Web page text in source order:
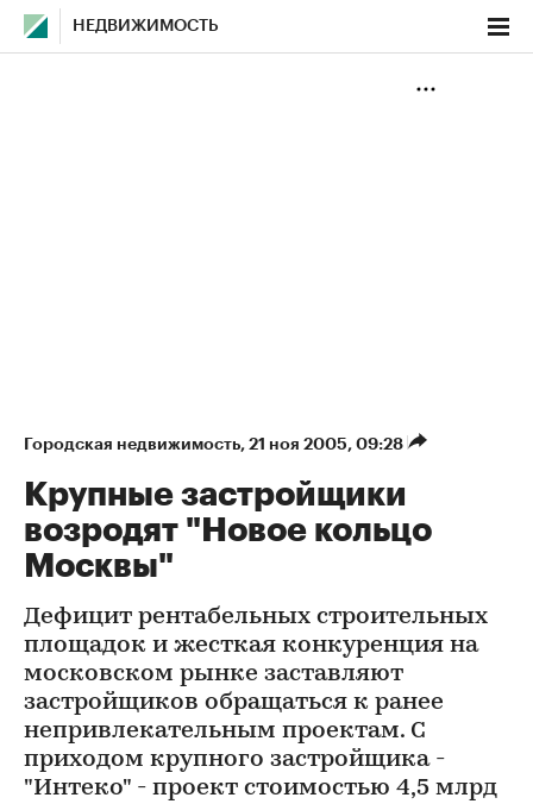
НЕДВИЖИМОСТЬ
Городская недвижимость⁠, 21 ноя 2005, 09:28
Крупные застройщики
возродят "Новое кольцо
Москвы"
Дефицит рентабельных строительных
площадок и жесткая конкуренция на
московском рынке заставляют
застройщиков обращаться к ранее
непривлекательным проектам. С
приходом крупного застройщика -
"Интеко" - проект стоимостью 4,5 млрд